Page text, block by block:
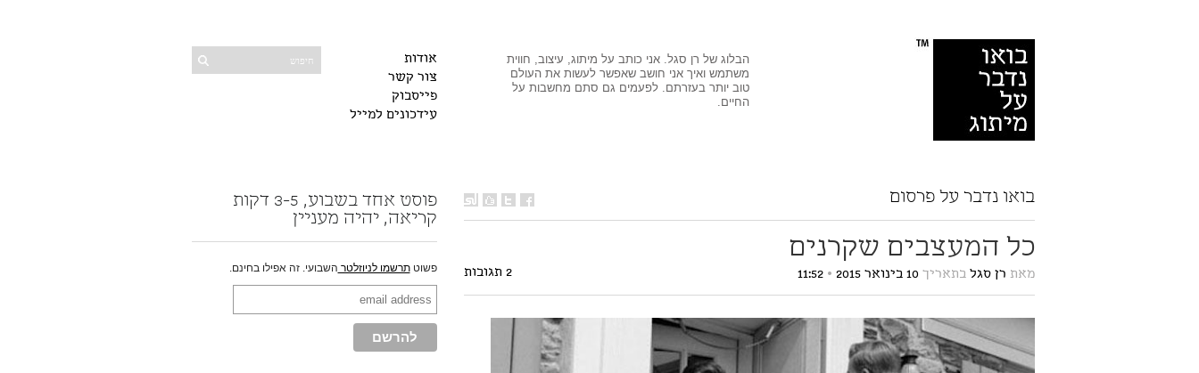
הבלוג של רן סגל. אני כותב על מיתוג, עיצוב, חווית
משתמש ואיך אני חושב שאפשר לעשות את העולם
טוב יותר בעזרתם. לפעמים גם סתם מחשבות על
החיים.
אודות
צור קשר
פייסבוק
עידכונים למייל
בואו נדבר על פרסום
כל המעצבים שקרנים
מאת רן סגל בתאריך 10 בינואר 2015 •
11:52 2 תגובות
פוסט אחד בשבוע, 3-5 דקות
קריאה, יהיה מעניין
פשוטתרשמו לניוזלטר השבועי. זה אפילו בחינם.